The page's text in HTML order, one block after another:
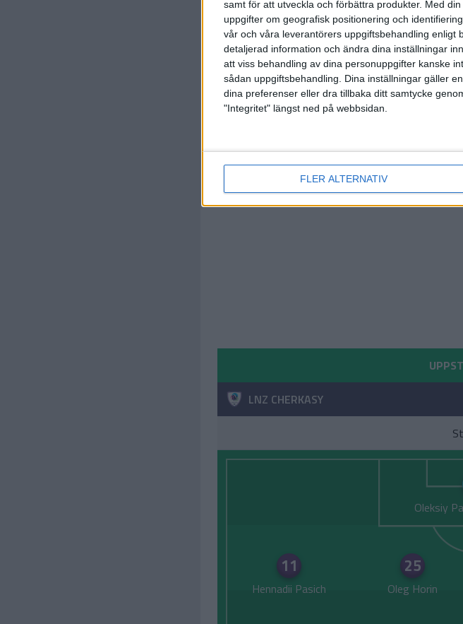
samt för att utveckla och förbättra produkter. Med
uppgifter om geografisk positionering och
vår och våra leverantörers uppgiftsbehandling enligt
detaljerad information och ändra dina inställningar
att viss behandling av dina personuppgifter kanske
sådan uppgiftsbehandling. Dina inställningar gäller
dina preferenser eller dra tillbaka ditt samtycke
"Integritet" längst ned på webbsidan.
FLER ALTERNATIV
74 min
LNZ CHERKASY
Oleksiy
11
Hennadii Pasich
25
Oleg Horin